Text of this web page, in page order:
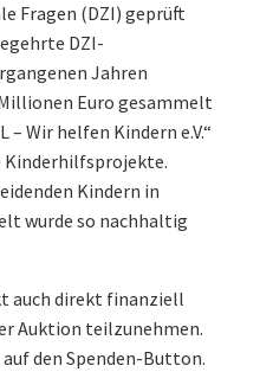
Fragen (DZI) geprüft
DZI-
Jahren
Euro gesammelt
– Wir helfen Kindern e.V.“
Kindern in
wurde so nachhaltig
auch direkt finanziell
Auktion teilzunehmen.
den Spenden-Button.